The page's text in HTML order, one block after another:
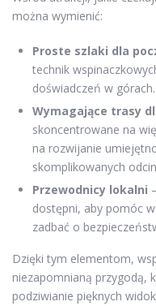
można wymienić:
Proste szlaki dla
technik
doświadczeń w górach.
Wymagające trasy
skoncentrowane na
na rozwijanie
skomplikowanych
Przewodnicy lokalni
dostępni, aby pomóc
zadbać o
Dzięki tym elementom,
niezapomnianą przygodą,
podziwianie pięknych